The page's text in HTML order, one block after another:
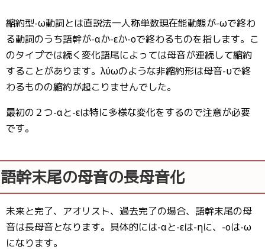
縮約型-ω動詞とは直説法一人称単数現在能動態が-ωで終わ
る動詞のうち語幹が-αか-εか-οで終わるものを指します。こ
のタイプでは続く変化語尾によっては母音が連続して縮約
することがあります。λύωのような非縮約形は母音-υで終
わるものの縮約が起こりませんでした。
最初の２つ-αと-εは特に多様な変化をするので注意が必要
です。
語幹末尾の母音の長母音化
未来と完了、アオリスト、過去完了の場合、語幹末尾の母
音は長母音となります。具体的には-αと-εは-ηに、-οは-ω
になります。